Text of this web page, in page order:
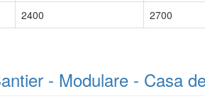
2400 2700
- Modulare - Casa